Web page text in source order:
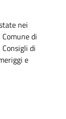
nei
di
di
e